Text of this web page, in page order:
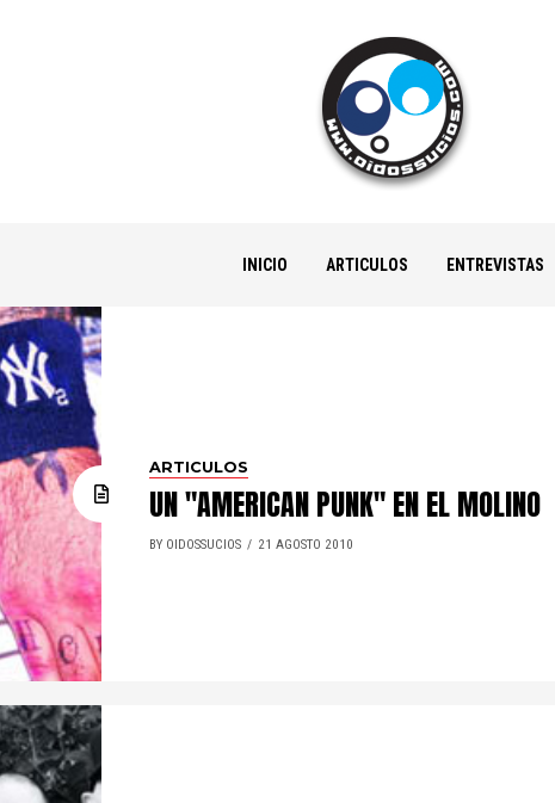
INICIO ARTICULOS ENTREVISTAS
ARTICULOS
UN "AMERICAN PUNK" EN EL MOLINO
BY OIDOSSUCIOS 21 AGOSTO 2010